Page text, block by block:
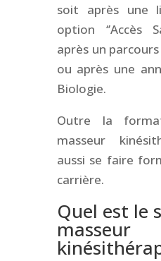
soit après une
option ‘’Accès
après un parcours
ou après une
Biologie.
Outre la
masseur
aussi se faire
carrière.
Quel est le
masseur